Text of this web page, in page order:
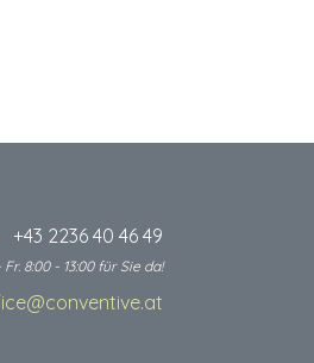
+43 2236 40 46 49
8:00 - 13:00 für Sie da!